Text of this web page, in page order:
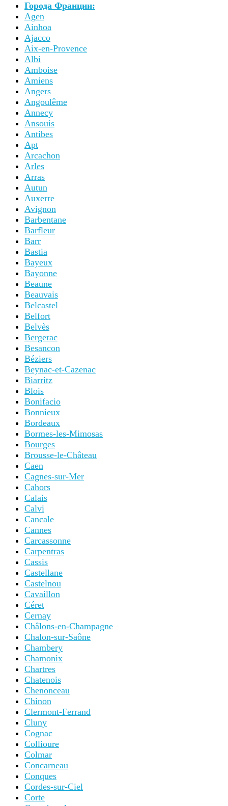
Города Франции:
Agen
Ainhoa
Ajacco
Aix-en-Provence
Albi
Amboise
Amiens
Angers
Angoulême
Annecy
Ansouis
Antibes
Apt
Arcachon
Arles
Arras
Autun
Auxerre
Avignon
Barbentane
Barfleur
Barr
Bastia
Bayeux
Bayonne
Beaune
Beauvais
Belcastel
Belfort
Belvès
Bergerac
Besancon
Béziers
Beynac-et-Cazenac
Biarritz
Blois
Bonifacio
Bonnieux
Bordeaux
Bormes-les-Mimosas
Bourges
Brousse-le-Château
Caen
Cagnes-sur-Mer
Cahors
Calais
Calvi
Cancale
Cannes
Carcassonne
Carpentras
Cassis
Castellane
Castelnou
Cavaillon
Céret
Cernay
Châlons-en-Champagne
Chalon-sur-Saône
Chambery
Chamonix
Chartres
Chatenois
Chenonceau
Chinon
Clermont-Ferrand
Cluny
Cognac
Collioure
Colmar
Concarneau
Conques
Cordes-sur-Ciel
Corte